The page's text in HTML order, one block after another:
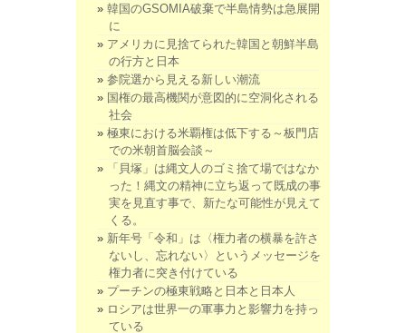
韓国のGSOMIA破棄で半島情勢は急展開
に
アメリカに見捨てられた韓国と朝鮮半島
の行方と日本
参院選から見える新しい潮流
国権の最高機関が意図的に空洞化される
社会
極東における米覇権は低下する～板門店
での米朝首脳会談～
「貝塚」は縄文人のゴミ捨て場ではなか
った！縄文の精神に立ち返って既成の事
実を見直す事で、新たな可能性が見えて
くる。
新年号「令和」は〈権力者の横暴を許さ
ないし、忘れない〉というメッセージを
権力者に突き付けている
プーチンの極東戦略と日本と日本人
ロシアは世界一の軍事力と影響力を持っ
ている